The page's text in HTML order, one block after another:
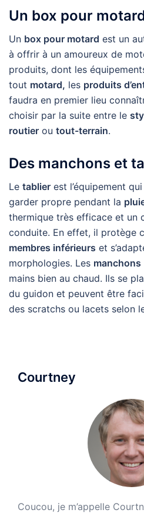
Un box pour
Un box pour motard est un
à offrir à un amoureux de
produits, dont les
tout motard, les produits
faudra en premier lieu
choisir par la suite entre le
routier ou tout-terrain.
Des manchons et
Le tablier est l’équipement
garder propre pendant la
thermique très efficace et un
conduite. En effet, il protège
membres inférieurs et
morphologies. Les manchons
mains bien au chaud. Ils se
du guidon et peuvent être
des scratchs ou lacets selon
Courtney
Coucou, je m’appelle